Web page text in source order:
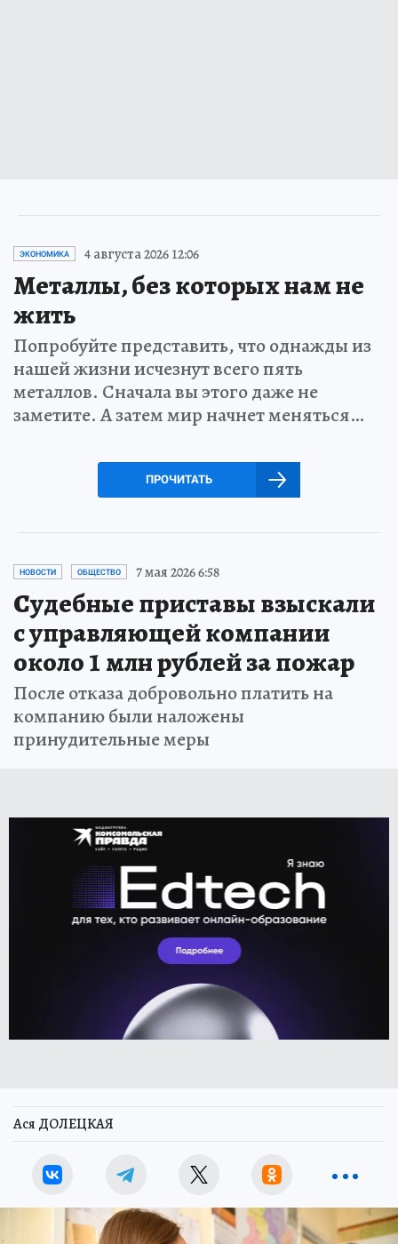
ЭКОНОМИКА 4 августа 2026 12:06
Металлы, без которых нам не
жить
Попробуйте представить, что однажды из
нашей жизни исчезнут всего пять
металлов. Сначала вы этого даже не
заметите. А затем мир начнет меняться…
ПРОЧИТАТЬ
НОВОСТИ ОБЩЕСТВО 7 мая 2026 6:58
Судебные приставы взыскали
с управляющей компании
около 1 млн рублей за пожар
После отказа добровольно платить на
компанию были наложены
принудительные меры
Ася ДОЛЕЦКАЯ